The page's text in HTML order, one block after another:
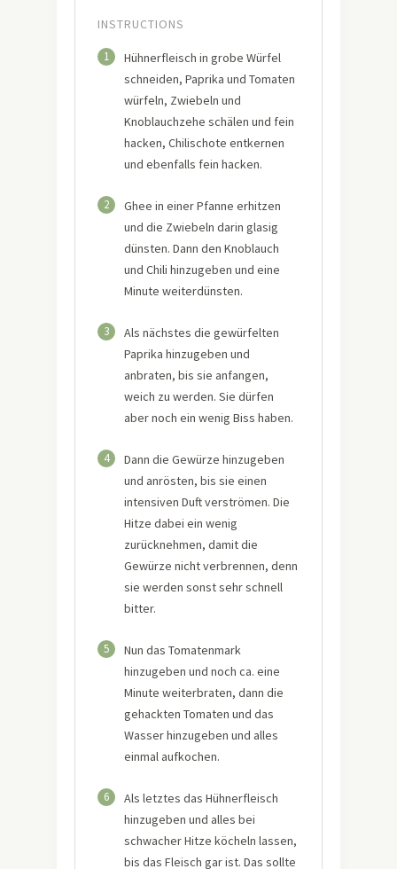
INSTRUCTIONS
1
Hühnerfleisch in grobe Würfel
schneiden, Paprika und Tomaten
würfeln, Zwiebeln und
Knoblauchzehe schälen und fein
hacken, Chilischote entkernen
und ebenfalls fein hacken.
2
Ghee in einer Pfanne erhitzen
und die Zwiebeln darin glasig
dünsten. Dann den Knoblauch
und Chili hinzugeben und eine
Minute weiterdünsten.
3
Als nächstes die gewürfelten
Paprika hinzugeben und
anbraten, bis sie anfangen,
weich zu werden. Sie dürfen
aber noch ein wenig Biss haben.
4
Dann die Gewürze hinzugeben
und anrösten, bis sie einen
intensiven Duft verströmen. Die
Hitze dabei ein wenig
zurücknehmen, damit die
Gewürze nicht verbrennen, denn
sie werden sonst sehr schnell
bitter.
5
Nun das Tomatenmark
hinzugeben und noch ca. eine
Minute weiterbraten, dann die
gehackten Tomaten und das
Wasser hinzugeben und alles
einmal aufkochen.
6
Als letztes das Hühnerfleisch
hinzugeben und alles bei
schwacher Hitze köcheln lassen,
bis das Fleisch gar ist. Das sollte